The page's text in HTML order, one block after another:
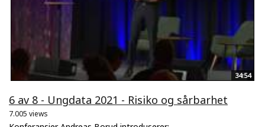
34:54
6 av 8 - Ungdata 2021 - Risiko og sårbarhet
7.005 views